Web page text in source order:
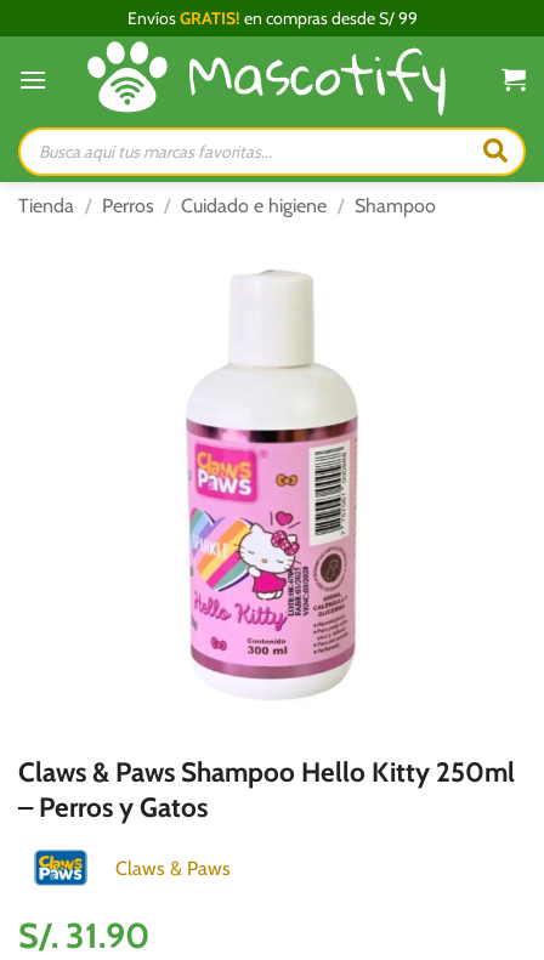
al
contenido
EnvíosGRATIS! en compras desde S/ 99
Búsqueda
de
productos
Tienda / Perros / Cuidado e higiene / Shampoo
Claws & Paws Shampoo Hello Kitty 250ml
– Perros y Gatos
Claws & Paws
S/. 31.90